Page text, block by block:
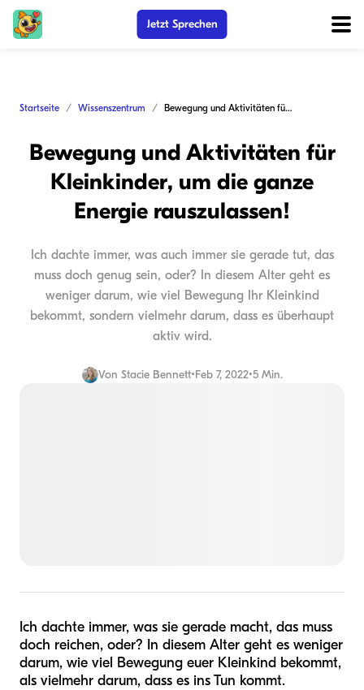
Jetzt Sprechen
Startseite Wissenszentrum Bewegung und Aktivitäten für Kleinkinder, um die ganze Energie rauszulassen!
Bewegung und Aktivitäten für
Kleinkinder, um die ganze
Energie rauszulassen!
Ich dachte immer, was auch immer sie gerade tut, das
muss doch genug sein, oder? In diesem Alter geht es
weniger darum, wie viel Bewegung Ihr Kleinkind
bekommt, sondern vielmehr darum, dass es überhaupt
aktiv wird.
Von Stacie Bennett•Feb 7, 2022•5 Min.
Ich dachte immer, was sie gerade macht, das muss
doch reichen, oder? In diesem Alter geht es weniger
darum, wie viel Bewegung euer Kleinkind bekommt,
als vielmehr darum, dass es ins Tun kommt.